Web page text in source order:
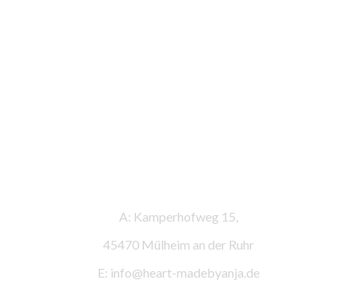
A: Kamperhofweg 15,
45470 Mülheim an der Ruhr
E: info@heart-madebyanja.de